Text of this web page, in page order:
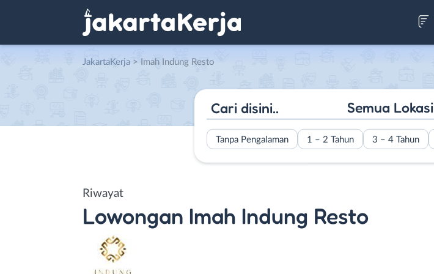
JakartaKerja > Imah Indung Resto
Semua Lokasi
Tanpa Pengalaman 1 – 2 Tahun 3 – 4 Tahun
Riwayat
Lowongan Imah Indung Resto